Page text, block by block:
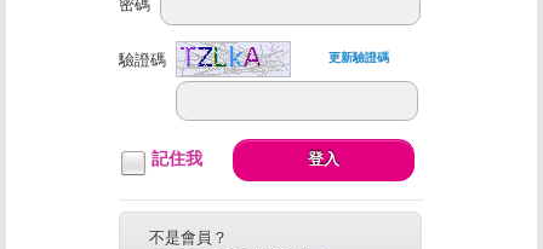
密碼
驗證碼 更新驗證碼
記住我 登入
不是會員？